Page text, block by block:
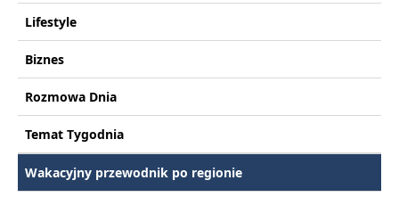
Lifestyle
Biznes
Rozmowa Dnia
Temat Tygodnia
Wakacyjny przewodnik po regionie